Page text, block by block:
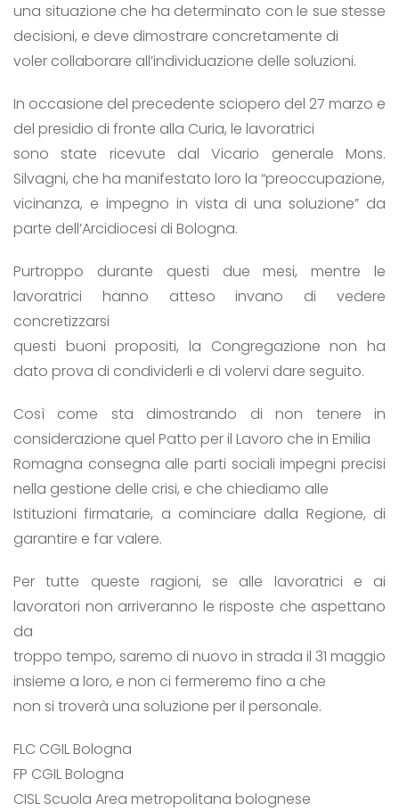
una situazione che ha determinato con le sue stesse
decisioni, e deve dimostrare concretamente di
voler collaborare all’individuazione delle soluzioni.
In occasione del precedente sciopero del 27 marzo e
del presidio di fronte alla Curia, le lavoratrici
sono state ricevute dal Vicario generale Mons.
Silvagni, che ha manifestato loro la “preoccupazione,
vicinanza, e impegno in vista di una soluzione” da
parte dell’Arcidiocesi di Bologna.
Purtroppo durante questi due mesi, mentre le
lavoratrici hanno atteso invano di vedere
concretizzarsi
questi buoni propositi, la Congregazione non ha
dato prova di condividerli e di volervi dare seguito.
Così come sta dimostrando di non tenere in
considerazione quel Patto per il Lavoro che in Emilia
Romagna consegna alle parti sociali impegni precisi
nella gestione delle crisi, e che chiediamo alle
Istituzioni firmatarie, a cominciare dalla Regione, di
garantire e far valere.
Per tutte queste ragioni, se alle lavoratrici e ai
lavoratori non arriveranno le risposte che aspettano
da
troppo tempo, saremo di nuovo in strada il 31 maggio
insieme a loro, e non ci fermeremo fino a che
non si troverà una soluzione per il personale.
FLC CGIL Bologna
FP CGIL Bologna
CISL Scuola Area metropolitana bolognese